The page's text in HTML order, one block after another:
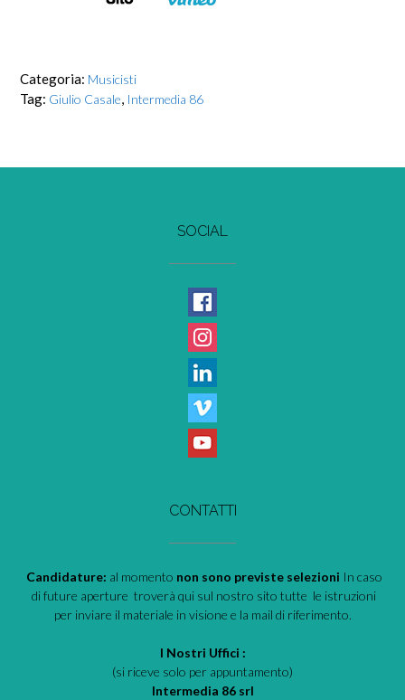
Categoria: Musicisti
Tag: Giulio Casale, Intermedia 86
SOCIAL
CONTATTI
Candidature: al momento non sono previste selezioni In caso
di future aperture troverà qui sul nostro sito tutte le istruzioni
per inviare il materiale in visione e la mail di riferimento.
I Nostri Uffici :
(si riceve solo per appuntamento)
Intermedia 86 srl